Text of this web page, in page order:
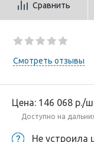
Сравнить
Смотреть отзывы
Цена: 146 068 р./
Доступно на
Не устроила